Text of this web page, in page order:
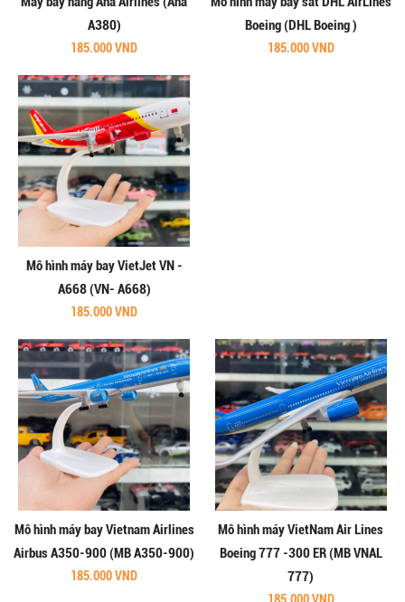
A380)
185.000 VND
Boeing (DHL Boeing )
185.000 VND
Mô hình máy bay VietJet VN -
A668 (VN- A668)
185.000 VND
Mô hình máy bay Vietnam Airlines
Airbus A350-900 (MB A350-900)
185.000 VND
Mô hình máy VietNam Air Lines
Boeing 777 -300 ER (MB VNAL
777)